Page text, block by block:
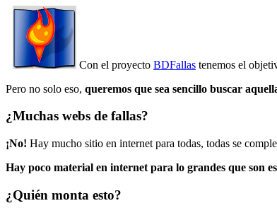
Con el proyecto BDFallas tenemos el
Pero no solo eso, queremos que sea sencillo buscar
¿Muchas webs de fallas?
¡No! Hay mucho sitio en internet para todas, todas se
Hay poco material en internet para lo grandes que son
¿Quién monta esto?